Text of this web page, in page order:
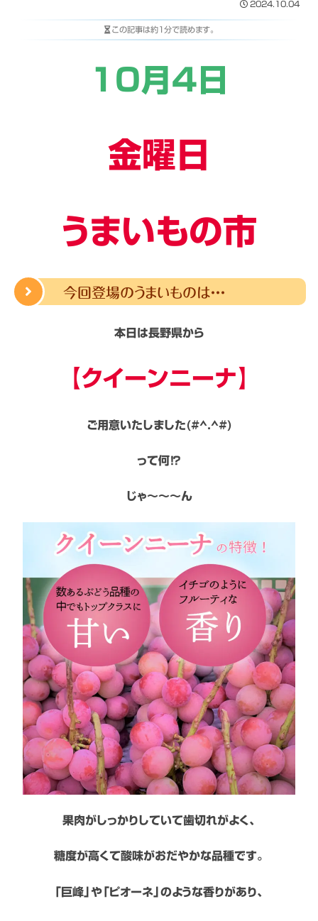
2024.10.04
この記事は約1分で読めます。
10月4日
金曜日
うまいもの市
今回登場のうまいものは・・・
本日は長野県から
【クイーンニーナ】
ご用意いたしました(#^.^#)
って何⁉
じゃ～～～ん
果肉がしっかりしていて歯切れがよく、
糖度が高くて酸味がおだやかな品種です。
「巨峰」や「ピオーネ」のような香りがあり、